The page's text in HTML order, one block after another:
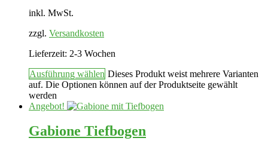
inkl. MwSt.
zzgl. Versandkosten
Lieferzeit: 2-3 Wochen
Ausführung wählen Dieses Produkt weist mehrere Varianten
auf. Die Optionen können auf der Produktseite gewählt
werden
Angebot!
Gabione Tiefbogen